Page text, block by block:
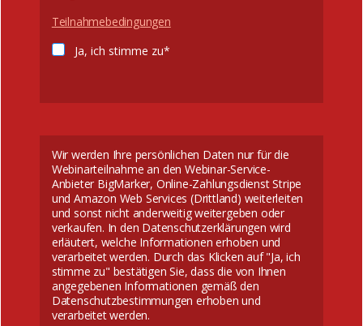
Teilnahmebedingungen
Ja, ich stimme zu*
Wir werden Ihre persönlichen Daten nur für die
Webinarteilnahme an den Webinar-Service-
Anbieter BigMarker, Online-Zahlungsdienst Stripe
und Amazon Web Services (Drittland) weiterleiten
und sonst nicht anderweitig weitergeben oder
verkaufen. In den Datenschutzerklärungen wird
erläutert, welche Informationen erhoben und
verarbeitet werden. Durch das Klicken auf "Ja, ich
stimme zu" bestätigen Sie, dass die von Ihnen
angegebenen Informationen gemäß den
Datenschutzbestimmungen erhoben und
verarbeitet werden.